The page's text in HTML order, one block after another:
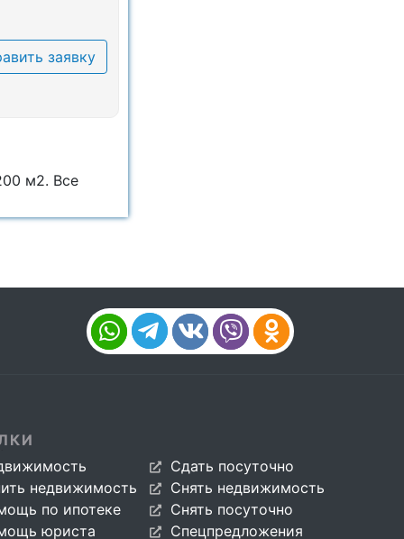
заявку
м2. Все
недвижимость
по ипотеке
юриста
Сдать посуточно
Снять недвижимость
Снять посуточно
Спецпредложения